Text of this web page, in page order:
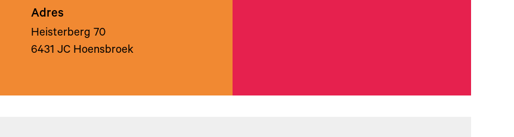
Adres
Heisterberg 70
6431 JC Hoensbroek